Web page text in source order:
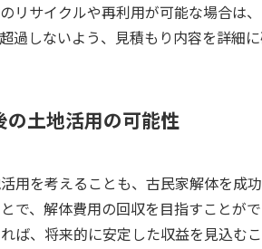
リサイクルや再利用が可能な場合は
過しないよう、見積もり内容を詳細
の土地活用の可能性
用を考えることも、古民家解体を成
で、解体費用の回収を目指すことが
ば、将来的に安定した収益を見込むこ